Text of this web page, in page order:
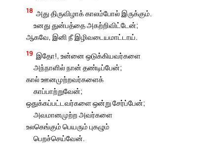
18 அது திருவிழாக் காலம்போல் இருக்கும்.
உனது துன்பத்தை அகற்றிவிட்டேன்;
ஆகவே, இனி நீ இழிவடையமாட்டாய்.
19 இதோ!, உன்னை ஒடுக்கியவர்களை
அந்நாளில் நான் தண்டிப்பேன்;
கால் ஊனமுற்றவர்களைக்
காப்பாற்றுவேன்;
ஒதுக்கப்பட்டவர்களை ஒன்று சேர்ப்பேன்;
அவமானமுற்ற அவர்களை
உலகெங்கும் பெயரும் புகழும்
பெறச்செய்வேன்.